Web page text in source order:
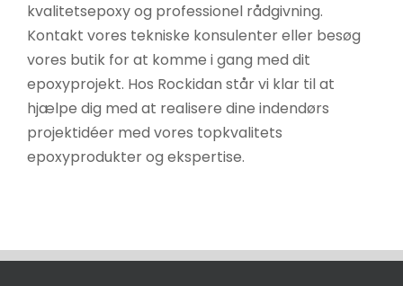
kvalitetsepoxy og professionel rådgivning.
Kontakt vores tekniske konsulenter eller besøg
vores butik for at komme i gang med dit
epoxyprojekt. Hos Rockidan står vi klar til at
hjælpe dig med at realisere dine indendørs
projektidéer med vores topkvalitets
epoxyprodukter og ekspertise.